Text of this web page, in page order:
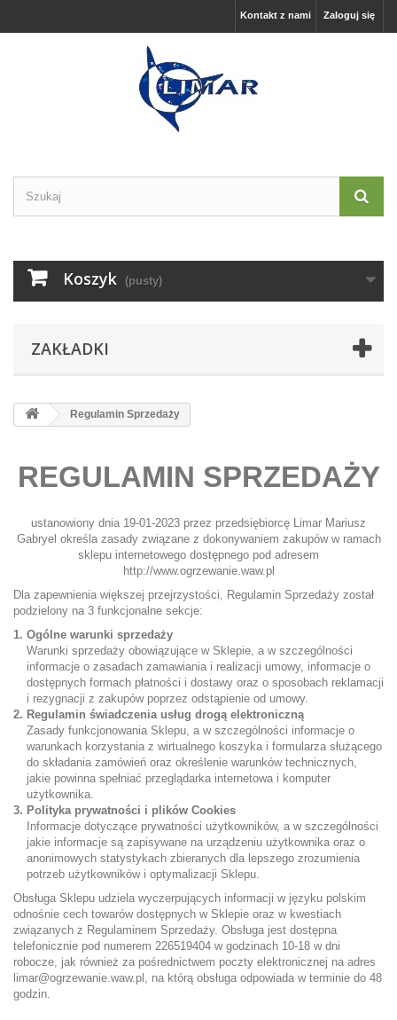
Zaloguj się
Kontakt z nami
Koszyk (pusty)
ZAKŁADKI
Regulamin Sprzedaży
REGULAMIN SPRZEDAŻY
ustanowiony dnia 19-01-2023 przez przedsiębiorcę Limar Mariusz
Gabryel określa zasady związane z dokonywaniem zakupów w ramach
sklepu internetowego dostępnego pod adresem
http://www.ogrzewanie.waw.pl
Dla zapewnienia większej przejrzystości, Regulamin Sprzedaży został
podzielony na 3 funkcjonalne sekcje:
Ogólne warunki sprzedaży
Warunki sprzedaży obowiązujące w Sklepie, a w szczególności
informacje o zasadach zamawiania i realizacji umowy, informacje o
dostępnych formach płatności i dostawy oraz o sposobach reklamacji
i rezygnacji z zakupów poprzez odstąpienie od umowy.
Regulamin świadczenia usług drogą elektroniczną
Zasady funkcjonowania Sklepu, a w szczególności informacje o
warunkach korzystania z wirtualnego koszyka i formularza służącego
do składania zamówień oraz określenie warunków technicznych,
jakie powinna spełniać przeglądarka internetowa i komputer
użytkownika.
Polityka prywatności i plików Cookies
Informacje dotyczące prywatności użytkowników, a w szczególności
jakie informacje są zapisywane na urządzeniu użytkownika oraz o
anonimowych statystykach zbieranych dla lepszego zrozumienia
potrzeb użytkowników i optymalizacji Sklepu.
Obsługa Sklepu udziela wyczerpujących informacji w języku polskim
odnośnie cech towarów dostępnych w Sklepie oraz w kwestiach
związanych z Regulaminem Sprzedaży. Obsługa jest dostępna
telefonicznie pod numerem 226519404 w godzinach 10-18 w dni
robocze, jak również za pośrednictwem poczty elektronicznej na adres
limar@ogrzewanie.waw.pl, na którą obsługa odpowiada w terminie do 48
godzin.